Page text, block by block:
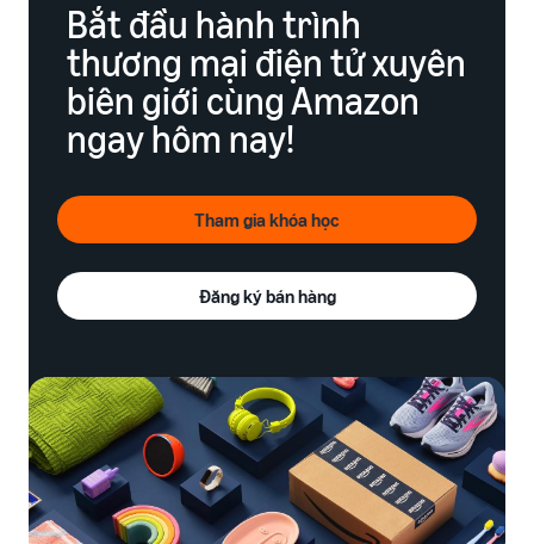
Bắt đầu hành trình
thương mại điện tử xuyên
biên giới cùng Amazon
ngay hôm nay!
Tham gia khóa học
Đăng ký bán hàng